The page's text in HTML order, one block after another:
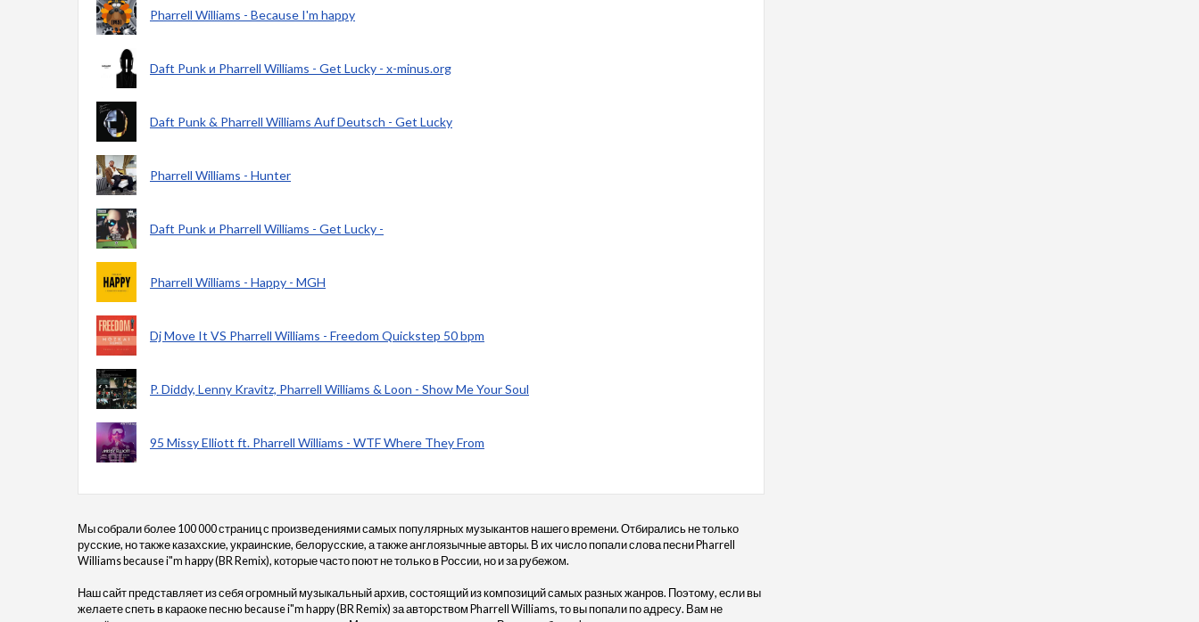
Pharrell Williams - Because I'm happy
Daft Punk и Pharrell Williams - Get Lucky - x-minus.org
Daft Punk & Pharrell Williams Auf Deutsch - Get Lucky
Pharrell Williams - Hunter
Daft Punk и Pharrell Williams - Get Lucky -
Pharrell Williams - Happy - MGH
Dj Move It VS Pharrell Williams - Freedom Quickstep 50 bpm
P. Diddy, Lenny Kravitz, Pharrell Williams & Loon - Show Me Your Soul
95 Missy Elliott ft. Pharrell Williams - WTF Where They From
Мы собрали более 100 000 страниц с произведениями самых популярных музыкантов нашего времени. Отбирались не только
русские, но также казахские, украинские, белорусские, а также англоязычные авторы. В их число попали слова песни Pharrell
Williams because i"m happy (BR Remix), которые часто поют не только в России, но и за рубежом.
Наш сайт представляет из себя огромный музыкальный архив, состоящий из композиций самых разных жанров. Поэтому, если вы
желаете спеть в караоке песню because i"m happy (BR Remix) за авторством Pharrell Williams, то вы попали по адресу. Вам не